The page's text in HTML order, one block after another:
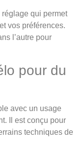
réglage qui permet
vos préférences.
l’autre pour
pour du
avec un usage
Il est conçu pour
techniques de